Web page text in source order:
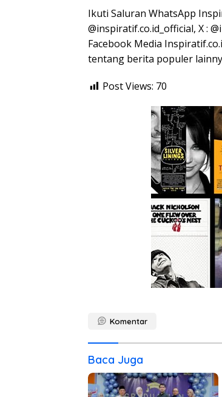
Ikuti Saluran WhatsApp
@inspiratif.co.id_official, X :
Facebook Media
tentang berita populer
Post Views: 70
Komentar
Baca Juga